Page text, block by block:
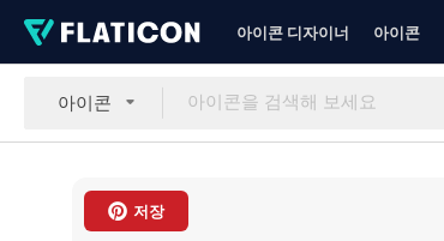
아이콘 디자이너 아이콘
아이콘
저장